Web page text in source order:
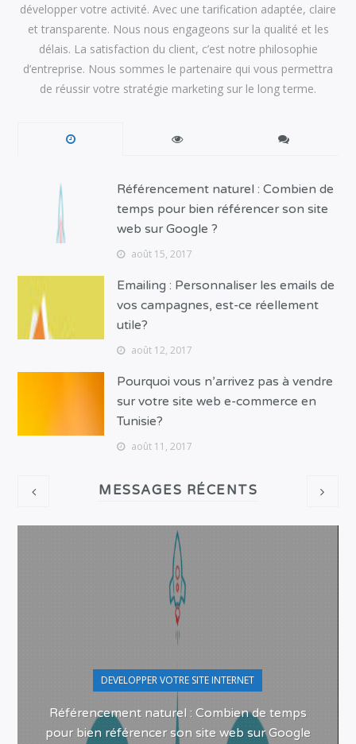
développer votre activité. Avec une tarification adaptée, claire
et transparente. Nous nous engageons sur la qualité et les
délais. La satisfaction du client, c’est notre philosophie
d’entreprise. Nous sommes le partenaire qui vous permettra
de réussir votre stratégie marketing sur le long terme.
Référencement naturel : Combien de
temps pour bien référencer son site
web sur Google ?
août 15, 2017
Emailing : Personnaliser les emails de
vos campagnes, est-ce réellement
utile?
août 12, 2017
Pourquoi vous n’arrivez pas à vendre
sur votre site web e-commerce en
Tunisie?
août 11, 2017
MESSAGES RÉCENTS
DEVELOPPER VOTRE SITE INTERNET
Référencement naturel : Combien de temps
pour bien référencer son site web sur Google